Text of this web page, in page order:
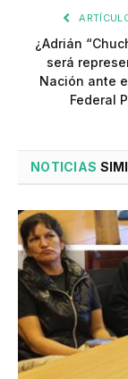
¿Adrián
será
Nación ante
Federal
NOTICIAS